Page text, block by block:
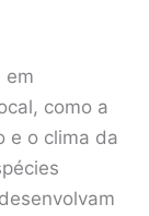
em
como a
e o clima da